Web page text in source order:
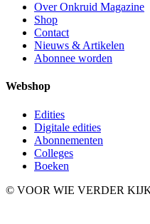
Over Onkruid Magazine
Shop
Contact
Nieuws & Artikelen
Abonnee worden
Webshop
Edities
Digitale edities
Abonnementen
Colleges
Boeken
© VOOR WIE VERDER